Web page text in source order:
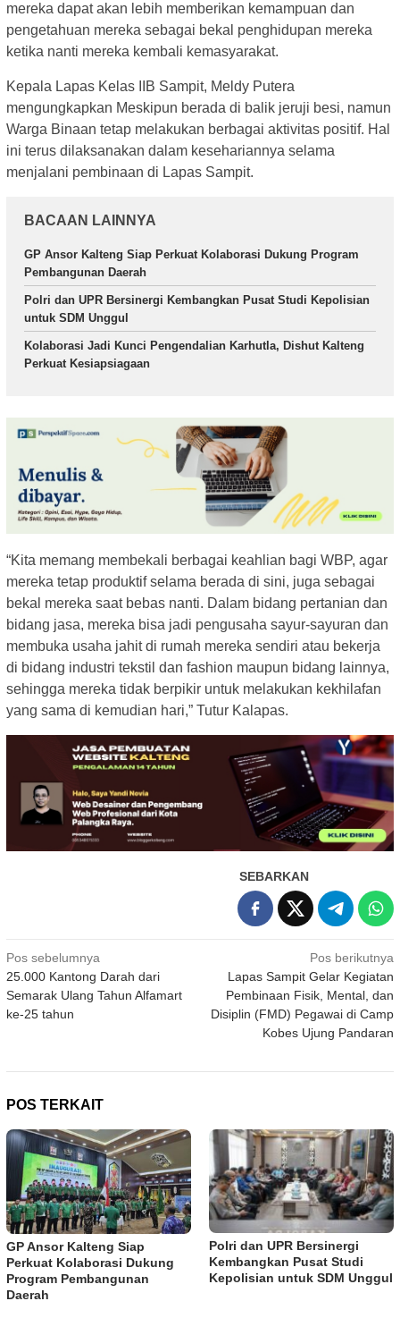
mereka dapat akan lebih memberikan kemampuan dan
pengetahuan mereka sebagai bekal penghidupan mereka
ketika nanti mereka kembali kemasyarakat.
Kepala Lapas Kelas IIB Sampit, Meldy Putera
mengungkapkan Meskipun berada di balik jeruji besi, namun
Warga Binaan tetap melakukan berbagai aktivitas positif. Hal
ini terus dilaksanakan dalam kesehariannya selama
menjalani pembinaan di Lapas Sampit.
BACAAN LAINNYA
GP Ansor Kalteng Siap Perkuat Kolaborasi Dukung Program
Pembangunan Daerah
Polri dan UPR Bersinergi Kembangkan Pusat Studi Kepolisian
untuk SDM Unggul
Kolaborasi Jadi Kunci Pengendalian Karhutla, Dishut Kalteng
Perkuat Kesiapsiagaan
“Kita memang membekali berbagai keahlian bagi WBP, agar
mereka tetap produktif selama berada di sini, juga sebagai
bekal mereka saat bebas nanti. Dalam bidang pertanian dan
bidang jasa, mereka bisa jadi pengusaha sayur-sayuran dan
membuka usaha jahit di rumah mereka sendiri atau bekerja
di bidang industri tekstil dan fashion maupun bidang lainnya,
sehingga mereka tidak berpikir untuk melakukan kekhilafan
yang sama di kemudian hari,” Tutur Kalapas.
SEBARKAN
Navigasi
pos
Pos sebelumnya
25.000 Kantong Darah dari
Semarak Ulang Tahun Alfamart
ke-25 tahun
Pos berikutnya
Lapas Sampit Gelar Kegiatan
Pembinaan Fisik, Mental, dan
Disiplin (FMD) Pegawai di Camp
Kobes Ujung Pandaran
POS TERKAIT
GP Ansor Kalteng Siap
Perkuat Kolaborasi Dukung
Program Pembangunan
Daerah
Polri dan UPR Bersinergi
Kembangkan Pusat Studi
Kepolisian untuk SDM Unggul